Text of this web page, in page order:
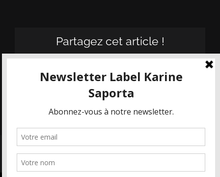
Partagez cet article !
FacebookX Email
© KASA - Les Maisons Karine Saporta 2019-2022 | Tous droits